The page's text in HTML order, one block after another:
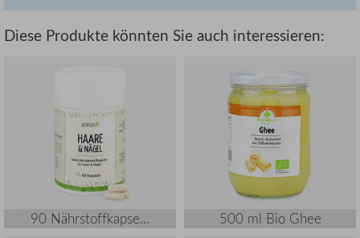
Diese Produkte könnten Sie auch interessieren:
90 Nährstoffkapse... 500 ml Bio Ghee